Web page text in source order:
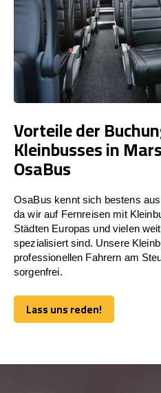
Vorteile der
Kleinbusses in
OsaBus
OsaBus kennt sich bestens
da wir auf Fernreisen mit
Städten Europas und vielen
spezialisiert sind. Unsere
professionellen Fahrern am
sorgenfrei.
Lass uns reden!
Lass uns reden!